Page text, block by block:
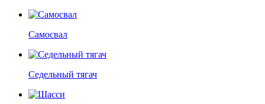
Самосвал
Седельный тягач